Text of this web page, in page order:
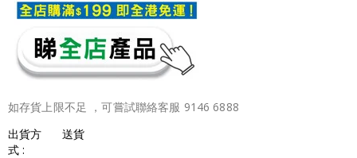
如存貨上限不足 ，可嘗試聯絡客服 9146 6888
出貨方
式 :
送貨